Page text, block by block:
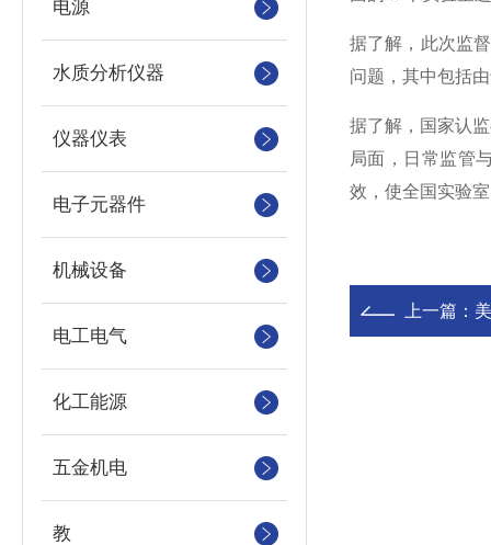
电源
水质分析仪器
仪器仪表
电子元器件
机械设备
电工电气
化工能源
五金机电
教
据了解，此次监
问题，其中包括
据了解，国家认
局面，日常监管
效，使全国实验
上一篇：